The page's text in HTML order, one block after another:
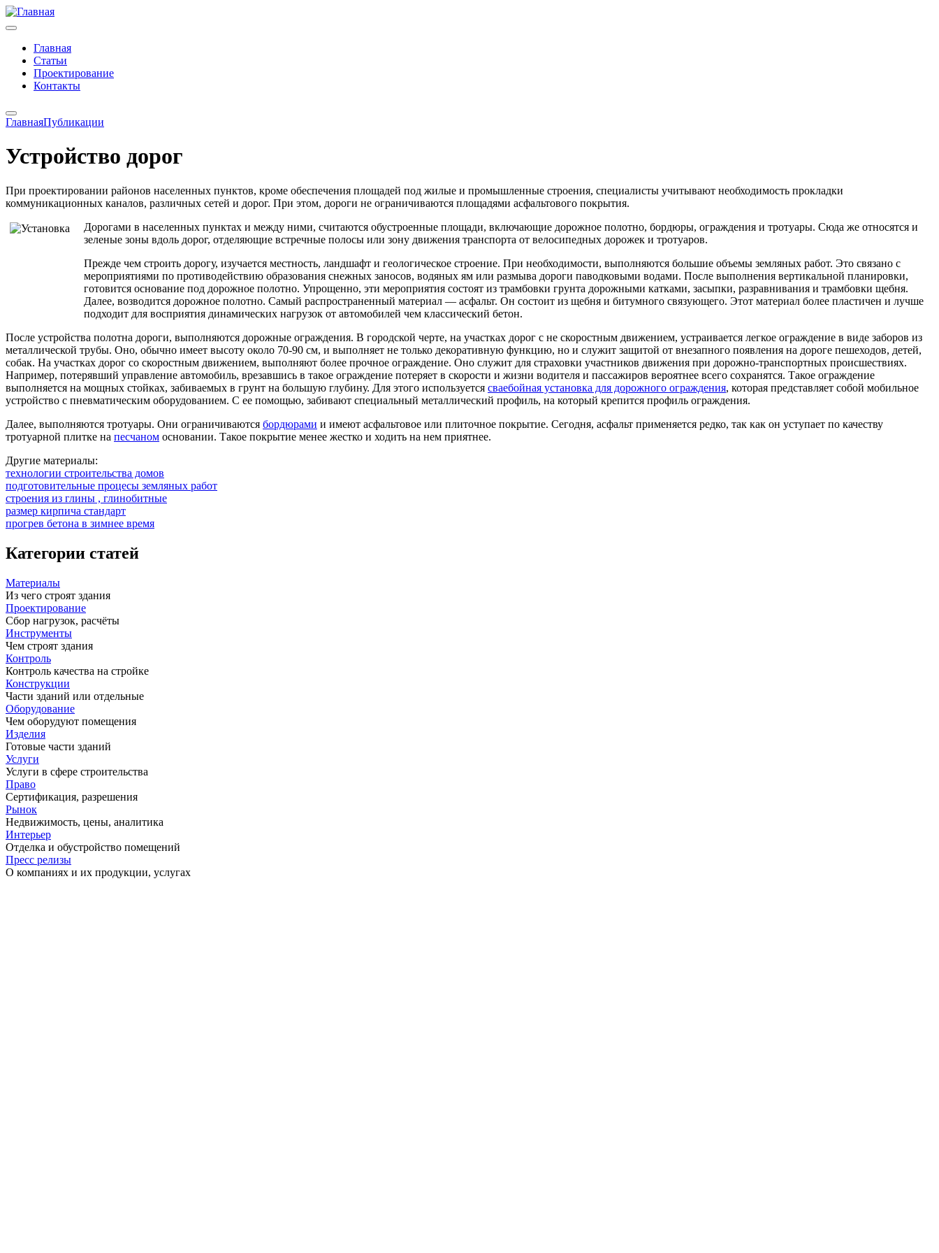
Главная
Статьи
Проектирование
Контакты
ГлавнаяПубликации
Устройство дорог
При проектировании районов населенных пунктов, кроме обеспечения площадей под жилые и промышленные строения, специалисты учитывают необходимость прокладки
коммуникационных каналов, различных сетей и дорог. При этом, дороги не ограничиваются площадями асфальтового покрытия.
Дорогами в населенных пунктах и между ними, считаются обустроенные площади, включающие дорожное полотно, бордюры, ограждения и тротуары. Сюда же относятся и
зеленые зоны вдоль дорог, отделяющие встречные полосы или зону движения транспорта от велосипедных дорожек и тротуаров.
Прежде чем строить дорогу, изучается местность, ландшафт и геологическое строение. При необходимости, выполняются большие объемы земляных работ. Это связано с
мероприятиями по противодействию образования снежных заносов, водяных ям или размыва дороги паводковыми водами. После выполнения вертикальной планировки,
готовится основание под дорожное полотно. Упрощенно, эти мероприятия состоят из трамбовки грунта дорожными катками, засыпки, разравнивания и трамбовки щебня.
Далее, возводится дорожное полотно. Самый распространенный материал — асфальт. Он состоит из щебня и битумного связующего. Этот материал более пластичен и лучше
подходит для восприятия динамических нагрузок от автомобилей чем классический бетон.
После устройства полотна дороги, выполняются дорожные ограждения. В городской черте, на участках дорог с не скоростным движением, устраивается легкое ограждение в виде заборов из
металлической трубы. Оно, обычно имеет высоту около 70-90 см, и выполняет не только декоративную функцию, но и служит защитой от внезапного появления на дороге пешеходов, детей,
собак. На участках дорог со скоростным движением, выполняют более прочное ограждение. Оно служит для страховки участников движения при дорожно-транспортных происшествиях.
Например, потерявший управление автомобиль, врезавшись в такое ограждение потеряет в скорости и жизни водителя и пассажиров вероятнее всего сохранятся. Такое ограждение
выполняется на мощных стойках, забиваемых в грунт на большую глубину. Для этого используется сваебойная установка для дорожного ограждения, которая представляет собой мобильное
устройство с пневматическим оборудованием. С ее помощью, забивают специальный металлический профиль, на который крепится профиль ограждения.
Далее, выполняются тротуары. Они ограничиваются бордюрами и имеют асфальтовое или плиточное покрытие. Сегодня, асфальт применяется редко, так как он уступает по качеству
тротуарной плитке на песчаном основании. Такое покрытие менее жестко и ходить на нем приятнее.
Другие материалы:
технологии строительства домов
подготовительные процесы земляных работ
строения из глины , глинобитные
размер кирпича стандарт
прогрев бетона в зимнее время
Категории статей
Материалы
Из чего строят здания
Проектирование
Сбор нагрузок, расчёты
Инструменты
Чем строят здания
Контроль
Контроль качества на стройке
Конструкции
Части зданий или отдельные
Оборудование
Чем оборудуют помещения
Изделия
Готовые части зданий
Услуги
Услуги в сфере строительства
Право
Сертификация, разрешения
Рынок
Недвижимость, цены, аналитика
Интерьер
Отделка и обустройство помещений
Пресс релизы
О компаниях и их продукции, услугах